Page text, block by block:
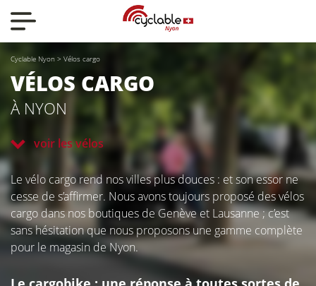
Nos actualités
Nos vélos
Qui sommes-nous ?
Nous contacter
VÉLOS CARGO
À NYON
Le vélo cargo rend nos villes plus douces : et son essor ne
cesse de s’affirmer. Nous avons toujours proposé des vélos
cargo dans nos boutiques de Genève et Lausanne ; c’est
sans hésitation que nous proposons une gamme complète
pour le magasin de Nyon.
voir les vélos
Cyclable Nyon > Vélos cargo